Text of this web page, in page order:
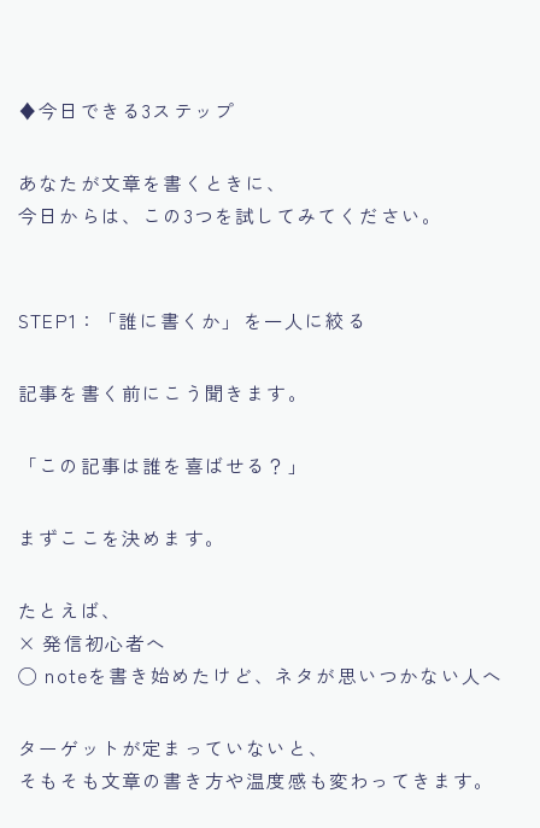
♦︎今日できる3ステップ
あなたが文章を書くときに、
今日からは、この3つを試してみてください。
STEP1：「誰に書くか」を一人に絞る
記事を書く前にこう聞きます。
「この記事は誰を喜ばせる？」
まずここを決めます。
たとえば、
× 発信初心者へ
◯ noteを書き始めたけど、ネタが思いつかない人へ
ターゲットが定まっていないと、
そもそも文章の書き方や温度感も変わってきます。